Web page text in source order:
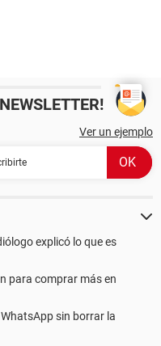
Ver un ejemplo
explicó lo que es
para comprar más en
sin borrar la